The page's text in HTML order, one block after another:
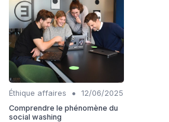
Éthique affaires •
12/06/2025
Comprendre le phénomène du
social washing